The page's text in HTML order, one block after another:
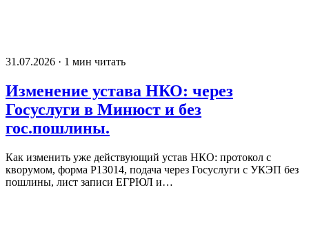
31.07.2026 · 1 мин читать
Изменение устава НКО: через
Госуслуги в Минюст и без
гос.пошлины.
Как изменить уже действующий устав НКО: протокол с
кворумом, форма Р13014, подача через Госуслуги с УКЭП без
пошлины, лист записи ЕГРЮЛ и…